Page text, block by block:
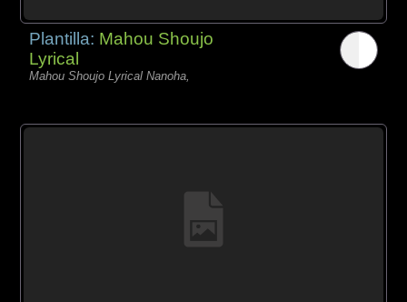
Plantilla: Mahou Shoujo
Lyrical
Mahou Shoujo Lyrical Nanoha,